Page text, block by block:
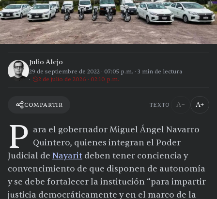
Julio Alejo
29 de septiembre de 2022 · 07:05 p.m. · 3 min de lectura
2 de julio de 2026 · 02:10 p.m.
COMPARTIR TEXTO A− A+
P ara el gobernador Miguel Ángel Navarro
Quintero, quienes integran el Poder
Judicial de Nayarit deben tener conciencia y
convencimiento de que disponen de autonomía
y se debe fortalecer la institución “para impartir
justicia democráticamente y en el marco de la